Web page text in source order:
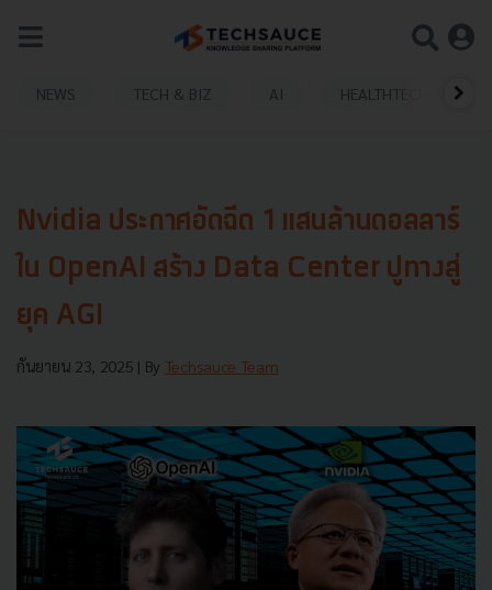
NEWS TECH & BIZ AI HEALTHTECH
Nvidia ประกาศอัดฉีด 1 แสนล้านดอลลาร์
ใน OpenAI สร้าง Data Center ปูทางสู่
ยุค AGI
กันยายน 23, 2025 | By Techsauce Team